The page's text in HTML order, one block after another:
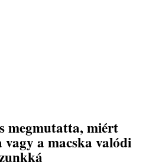
megmutatta, miért
a macska valódi